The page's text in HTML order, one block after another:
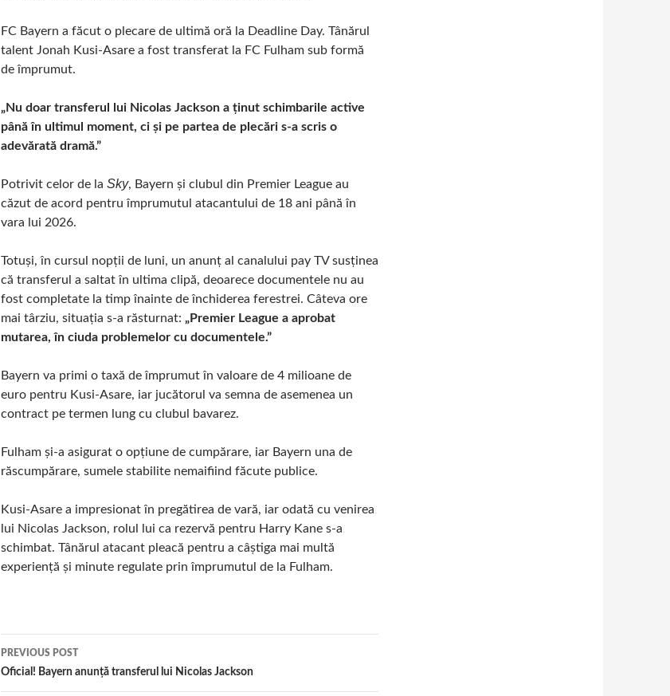
FC Bayern a făcut o plecare de ultimă oră la Deadline Day. Tânărul
talent Jonah Kusi-Asare a fost transferat la FC Fulham sub formă
de împrumut.
„Nu doar transferul lui Nicolas Jackson a ținut schimbarile active
până în ultimul moment, ci și pe partea de plecări s-a scris o
adevărată dramă.”
Potrivit celor de la Sky, Bayern și clubul din Premier League au
căzut de acord pentru împrumutul atacantului de 18 ani până în
vara lui 2026.
Totuși, în cursul nopții de luni, un anunț al canalului pay TV susținea
că transferul a saltat în ultima clipă, deoarece documentele nu au
fost completate la timp înainte de închiderea ferestrei. Câteva ore
mai târziu, situația s-a răsturnat: „Premier League a aprobat
mutarea, în ciuda problemelor cu documentele.”
Bayern va primi o taxă de împrumut în valoare de 4 milioane de
euro pentru Kusi-Asare, iar jucătorul va semna de asemenea un
contract pe termen lung cu clubul bavarez.
Fulham și-a asigurat o opțiune de cumpărare, iar Bayern una de
răscumpărare, sumele stabilite nemaifiind făcute publice.
Kusi-Asare a impresionat în pregătirea de vară, iar odată cu venirea
lui Nicolas Jackson, rolul lui ca rezervă pentru Harry Kane s-a
schimbat. Tânărul atacant pleacă pentru a câștiga mai multă
experiență și minute regulate prin împrumutul de la Fulham.
Post
navigation
PREVIOUS POST
Oficial! Bayern anunță transferul lui Nicolas Jackson